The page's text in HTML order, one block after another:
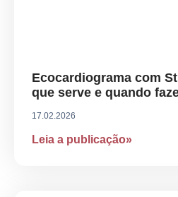
Ecocardiograma com
que serve e quando
17.02.2026
Leia a publicação»